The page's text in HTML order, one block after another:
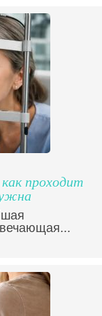
проходит